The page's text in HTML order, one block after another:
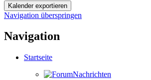
Navigation überspringen
Navigation
Startseite
Nachrichten